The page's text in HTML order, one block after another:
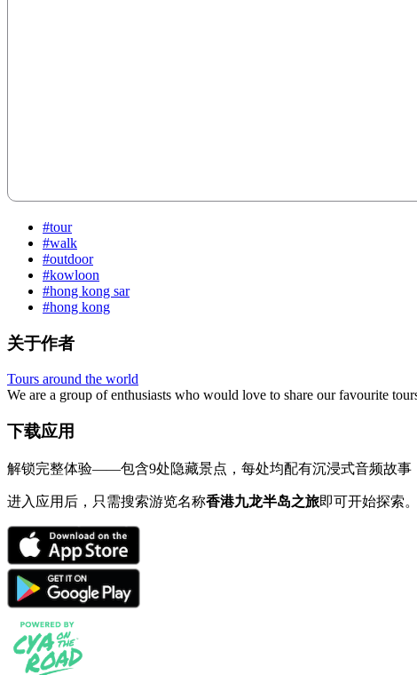
#tour
#walk
#outdoor
#kowloon
#hong kong sar
#hong kong
关于作者
Tours around the world
We are a group of enthusiasts who would love to share our favourite
下载应用
解锁完整体验——包含9处隐藏景点，每处均配有沉浸式音频故事
进入应用后，只需搜索游览名称香港九龙半岛之旅即可开始探索。